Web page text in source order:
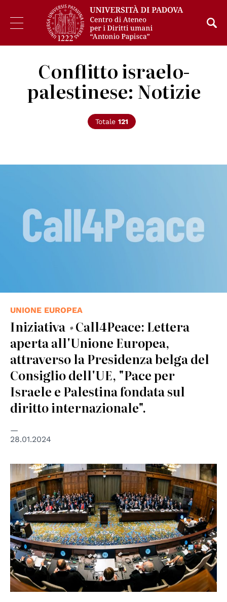
Conflitto israelo-
palestinese: Notizie
Totale 121
UNIONE EUROPEA
Iniziativa #Call4Peace: Lettera
aperta all'Unione Europea,
attraverso la Presidenza belga del
Consiglio dell'UE, "Pace per
Israele e Palestina fondata sul
diritto internazionale".
28.01.2024
© UN Photo/ICJ-CIJ/ Frank van Beek